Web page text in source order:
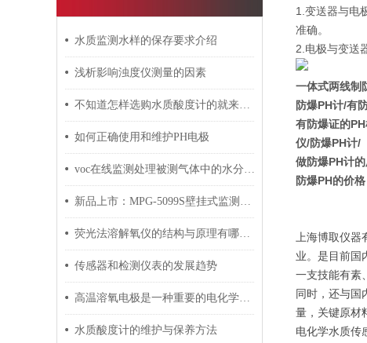
水质监测水样的保存要求介绍
浅析影响浊度仪测量的因素
不知道怎样选购水质酸度计的就来看看这些吧
如何正确使用和维护PH电极
voc在线监测处理被测气体中的水分有三种方式
新品上市：MPG-5099S壁挂式监测仪，重新定义水质监测效率
荧光法溶解氧仪的结构与原理有哪些？
传感器和检测仪表的发展趋势
高温溶氧电极是一种重要的电化学传感器
水质酸度计的维护与保养方法
1.变送器与电
准确。
2.电极与变送
一体式两线制
防爆PH计/有
有防爆证的
仪/防爆PH计/
做防爆PH计
防爆PH的价格
上海博取仪器
业。是目前国
一支技能有素
同时，还与国
量，关键原材
电化学水质传